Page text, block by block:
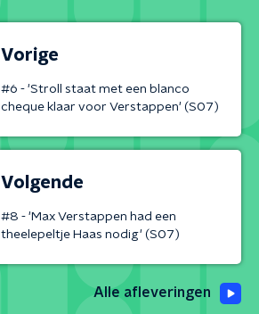
Vorige
#6 - 'Stroll staat met een blanco
cheque klaar voor Verstappen' (S07)
Volgende
#8 - 'Max Verstappen had een
theelepeltje Haas nodig' (S07)
Alle afleveringen